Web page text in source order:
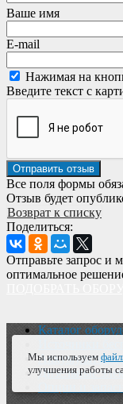
Ваше имя
E-mail
Нажимая на
Введите текст с
Все поля формы
Отзыв будет
Возврат к списку
Поделиться:
Отправьте запрос и
оптимальное
Каталог
Дизельные
Мы используем
улучшения работы